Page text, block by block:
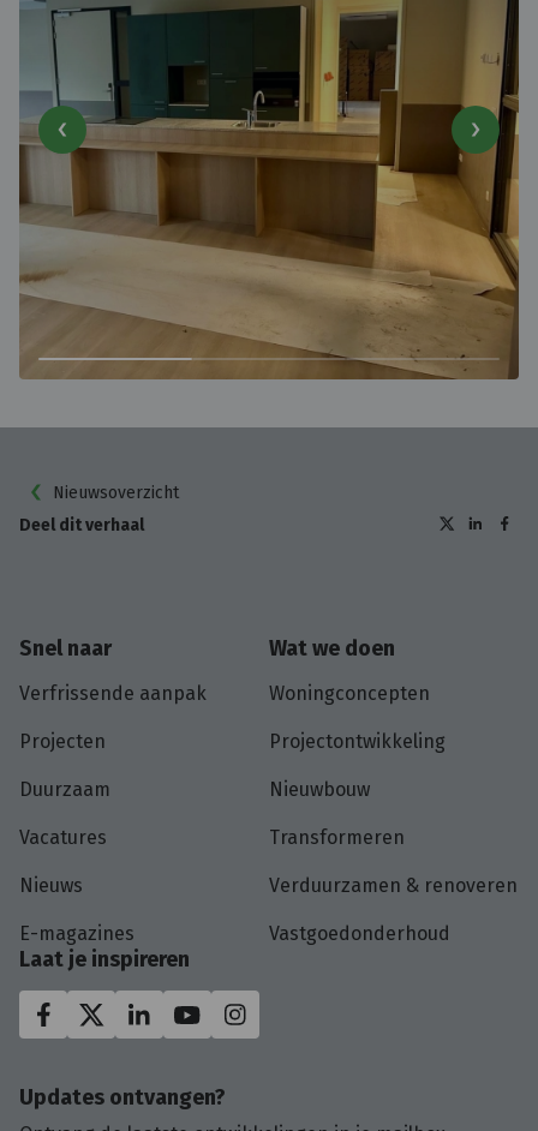
Nieuwsoverzicht
Deel dit verhaal
Snel naar
Verfrissende aanpak
Projecten
Duurzaam
Vacatures
Nieuws
E-magazines
Wat we doen
Woningconcepten
Projectontwikkeling
Nieuwbouw
Transformeren
Verduurzamen & renoveren
Vastgoedonderhoud
Laat je inspireren
Updates ontvangen?